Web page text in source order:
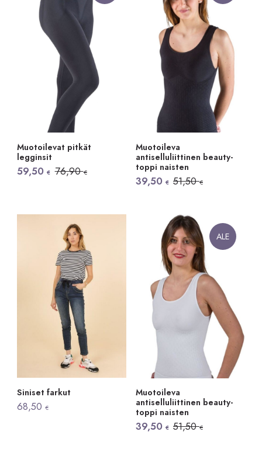
Muotoilevat pitkät
legginsit
76,90€
Alkuperäinen
hinta
59,50€
Nykyinen
hinta
Muotoileva
antiselluliittinen beauty-
toppi naisten
51,50€
Alkuperäinen
hinta
39,50 €
Nykyinen
hinta
Siniset farkut
68,50€
ALE
Muotoileva
antiselluliittinen beauty-
toppi naisten
51,50€
Alkuperäinen
hinta
39,50 €
Nykyinen
hinta